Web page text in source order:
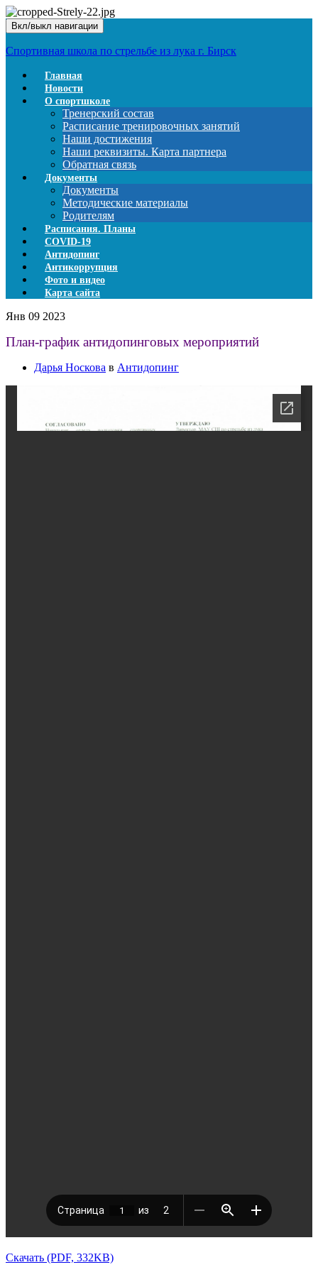
Вкл/выкл навигации
Спортивная школа по стрельбе из лука г. Бирск
Главная
Новости
О спортшколе
Тренерский состав
Расписание тренировочных занятий
Наши достижения
Наши реквизиты. Карта партнера
Обратная связь
Документы
Документы
Методические материалы
Родителям
Расписания. Планы
COVID-19
Антидопинг
Антикоррупция
Фото и видео
Карта сайта
Янв 09 2023
План-график антидопинговых мероприятий
Дарья Носкова в Антидопинг
Скачать (PDF, 332KB)